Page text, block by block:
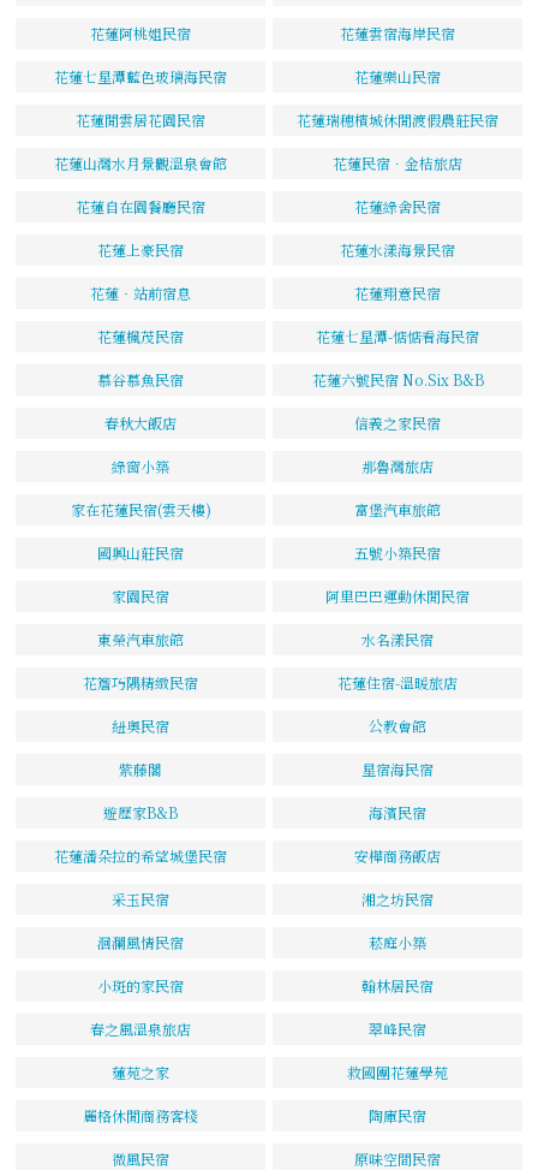
花蓮阿桃姐民宿 花蓮雲宿海岸民宿
花蓮七星潭藍色玻璃海民宿 花蓮樂山民宿
花蓮閒雲居花園民宿 花蓮瑞穗檳城休閒渡假農莊民宿
花蓮山灣水月景觀溫泉會館 花蓮民宿．金桔旅店
花蓮自在園餐廳民宿 花蓮綠舍民宿
花蓮上豪民宿 花蓮水漾海景民宿
花蓮‧站前宿息 花蓮翔意民宿
花蓮楓茂民宿 花蓮七星潭-惦惦看海民宿
慕谷慕魚民宿 花蓮六號民宿 No.Six B&B
春秋大飯店 信義之家民宿
綠窗小築 那魯灣旅店
家在花蓮民宿(雲天樓) 富堡汽車旅館
國興山莊民宿 五號小築民宿
家園民宿 阿里巴巴運動休閒民宿
東榮汽車旅館 水名漾民宿
花簷巧隅精緻民宿 花蓮住宿-溫暖旅店
紐奧民宿 公教會館
紫藤閣 星宿海民宿
遊歷家B&B 海濱民宿
花蓮潘朵拉的希望城堡民宿 安樺商務飯店
采玉民宿 湘之坊民宿
洄瀾風情民宿 菘庭小築
小斑的家民宿 翰林居民宿
春之風溫泉旅店 翠峰民宿
蓮苑之家 救國團花蓮學苑
麗格休閒商務客棧 陶庫民宿
微風民宿 原味空間民宿